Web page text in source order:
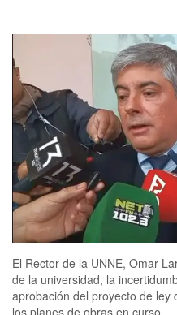
El Rector de la UNNE, Omar
de la universidad, la
aprobación del proyecto de ley